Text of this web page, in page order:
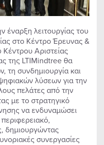
έναρξη λειτουργίας του
στο Κέντρο Έρευνας &
Κέντρου Αριστείας
της LTIMindtree θα
τη συνδημιουργία και
λύσεων για την
πελάτες από την
με το στρατηγικό
να ενδυναμώσει
δημιουργώντας
συνεργασίες